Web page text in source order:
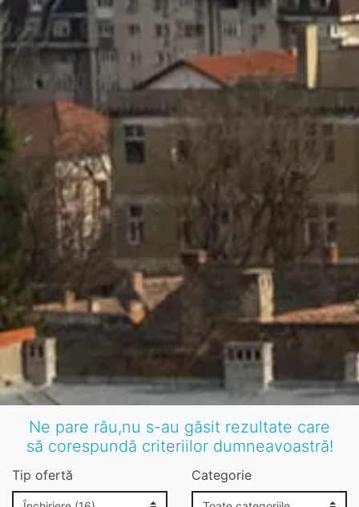
Ne pare rău,nu s-au găsit rezultate care
să corespundă criteriilor dumneavoastră!
Tip ofertă Categorie